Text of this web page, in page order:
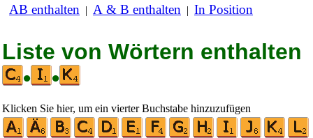
AB enthalten | A & B enthalten | In Position
Liste von Wörtern enthalten
•
•
Klicken Sie hier, um ein vierter Buchstabe hinzuzufügen